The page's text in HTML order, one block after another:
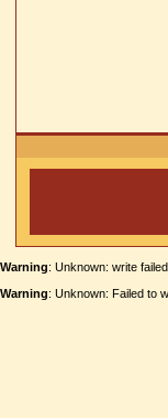
Warning: Unknown: write
Warning: Unknown: Failed to